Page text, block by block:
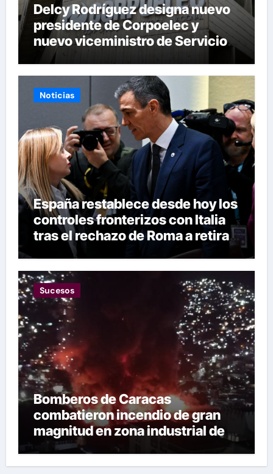
Delcy Rodríguez designa nuevo
presidente de Corpoelec y
nuevo viceministro de Servicios
Eléctricos
Noticias
España restablece desde hoy los
controles fronterizos con Italia
tras el rechazo de Roma a retirar
las restricciones
Sucesos
Bomberos de Caracas
combatieron incendio de gran
magnitud en zona industrial de El
Llanito